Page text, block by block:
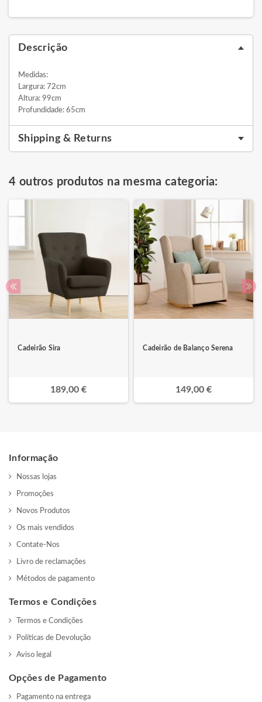
Descrição
Medidas:
Largura: 72cm
Altura: 99cm
Profundidade: 65cm
Shipping & Returns
4 outros produtos na mesma categoria:
Cadeirão Sira
189,00 €
Cadeirão de Balanço Serena
149,00 €
Informação
Nossas lojas
Promoções
Novos Produtos
Os mais vendidos
Contate-Nos
Livro de reclamações
Métodos de pagamento
Termos e Condições
Termos e Condições
Políticas de Devolução
Aviso legal
Opções de Pagamento
Pagamento na entrega